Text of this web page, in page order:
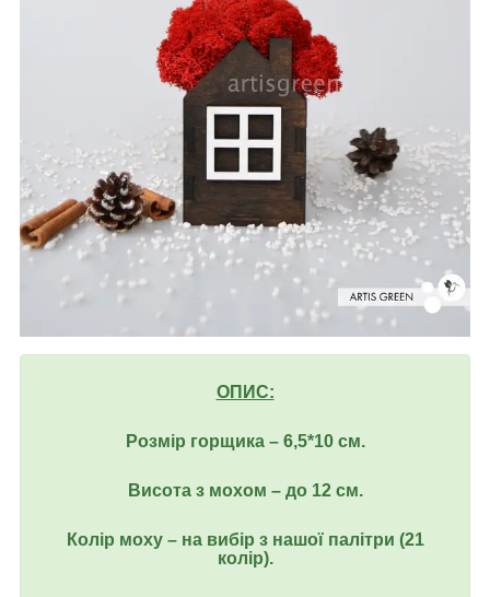
ОПИС:
Розмір горщика – 6,5*10 см.
Висота з мохом – до 12 см.
Колір моху – на вибір з нашої палітри (21
колір).